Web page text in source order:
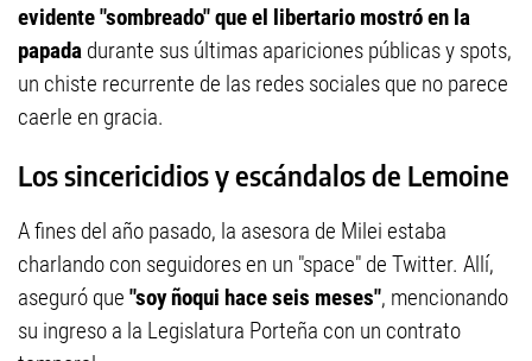
evidente "sombreado" que el libertario mostró en la
papada durante sus últimas apariciones públicas y spots,
un chiste recurrente de las redes sociales que no parece
caerle en gracia.
Los sincericidios y escándalos de Lemoine
A fines del año pasado, la asesora de Milei estaba
charlando con seguidores en un "space" de Twitter. Allí,
aseguró que "soy ñoqui hace seis meses", mencionando
su ingreso a la Legislatura Porteña con un contrato